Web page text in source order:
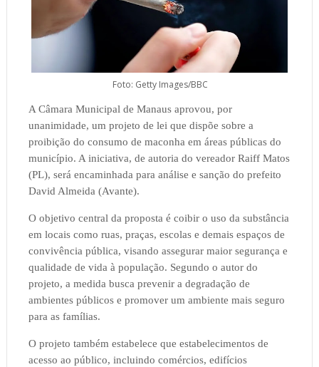
Foto: Getty Images/BBC
A Câmara Municipal de Manaus aprovou, por
unanimidade, um projeto de lei que dispõe sobre a
proibição do consumo de maconha em áreas públicas do
município. A iniciativa, de autoria do vereador Raiff Matos
(PL), será encaminhada para análise e sanção do prefeito
David Almeida (Avante).
O objetivo central da proposta é coibir o uso da substância
em locais como ruas, praças, escolas e demais espaços de
convivência pública, visando assegurar maior segurança e
qualidade de vida à população. Segundo o autor do
projeto, a medida busca prevenir a degradação de
ambientes públicos e promover um ambiente mais seguro
para as famílias.
O projeto também estabelece que estabelecimentos de
acesso ao público, incluindo comércios, edifícios